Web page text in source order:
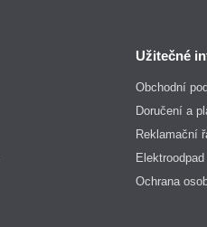
Užitečné
Obchodní
Doručení a
Reklamační
Elektroodpad
Ochrana